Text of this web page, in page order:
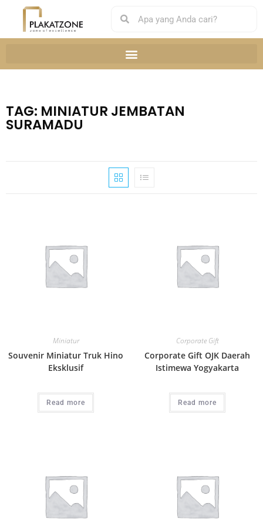
TAG: MINIATUR JEMBATAN
SURAMADU
Miniatur
Souvenir Miniatur Truk Hino
Eksklusif
Read more
Corporate Gift
Corporate Gift OJK Daerah
Istimewa Yogyakarta
Read more